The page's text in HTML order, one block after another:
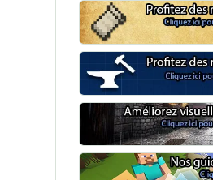
Minecraft Fabric
Minecraft Forge
Shaders Minecraft